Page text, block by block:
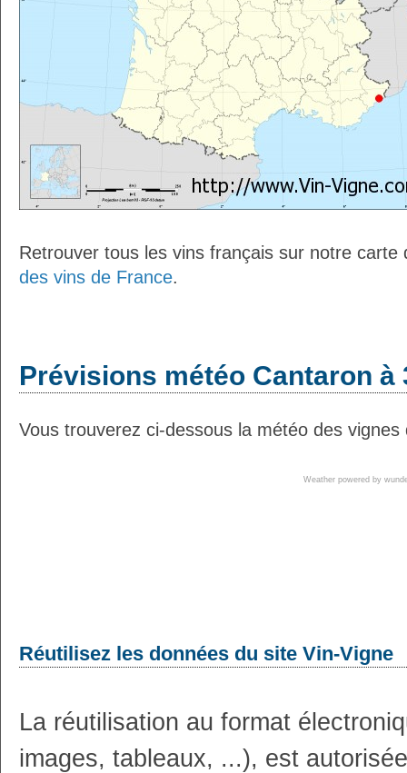
Retrouver tous les vins français sur notre
des vins de France.
Prévisions météo Cantaron à
Vous trouverez ci-dessous la météo des
Weather powered by
Réutilisez les données du site Vin-Vigne
La réutilisation au format
images, tableaux, ...), est